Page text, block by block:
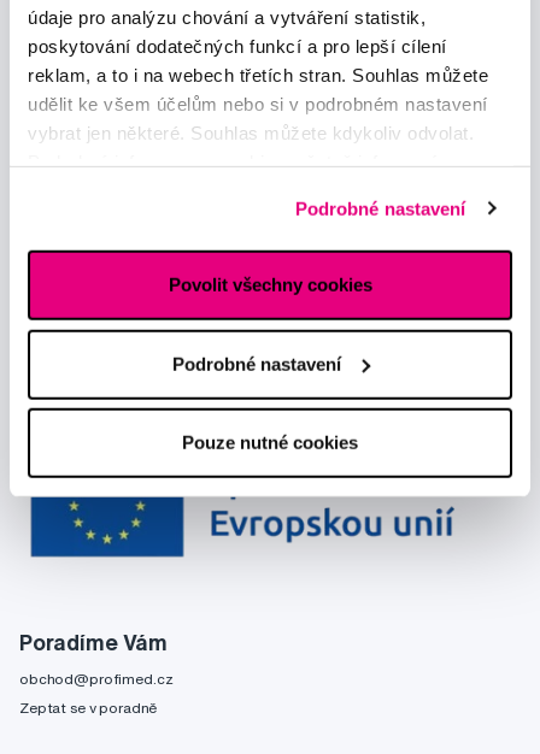
údaje pro analýzu chování a vytváření statistik,
poskytování dodatečných funkcí a pro lepší cílení
reklam, a to i na webech třetích stran. Souhlas můžete
udělit ke všem účelům nebo si v podrobném nastavení
vybrat jen některé. Souhlas můžete kdykoliv odvolat.
Podrobné nastavení
Povolit všechny cookies
Podrobné nastavení
Pouze nutné cookies
Poradíme Vám
obchod@profimed.cz
Zeptat se v poradně
Odebírat
Chci dostávat informace o novinkách a akčních nabídkách
a souhlasím sezpracováním osobních údajů pro tyto účely.